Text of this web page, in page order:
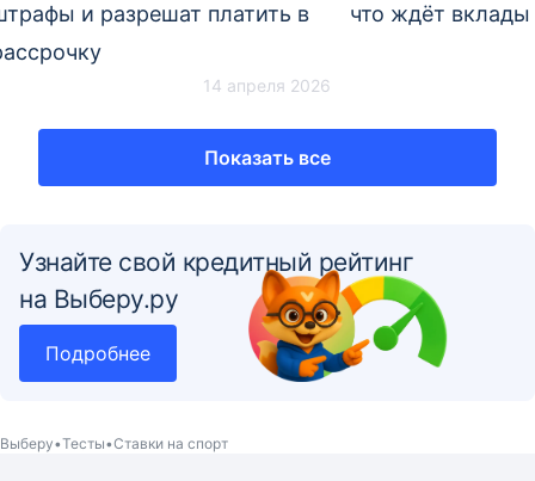
и разрешат платить в
14 апреля 2026
что ждёт вклады
Показать все
Узнайте свой кредитный рейтинг
на Выберу.ру
Подробнее
Выберу Тесты Ставки на спорт